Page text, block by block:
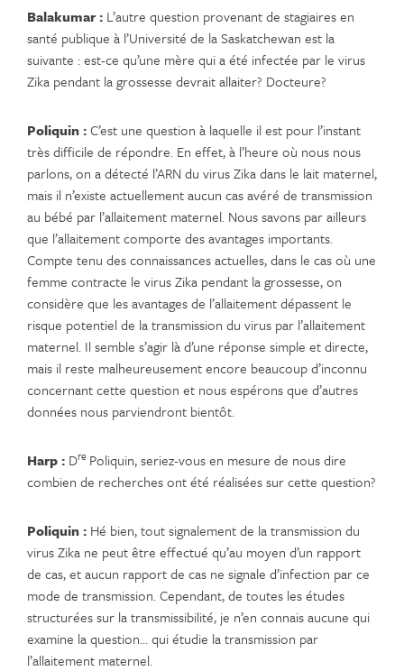
Balakumar : L’autre question provenant de stagiaires en
santé publique à l’Université de la Saskatchewan est la
suivante : est-ce qu’une mère qui a été infectée par le virus
Zika pendant la grossesse devrait allaiter? Docteure?
Poliquin :C’est une question à laquelle il est pour l’instant
très difficile de répondre. En effet, à l’heure où nous nous
parlons, on a détecté l’ARN du virus Zika dans le lait maternel,
mais il n’existe actuellement aucun cas avéré de transmission
au bébé par l’allaitement maternel. Nous savons par ailleurs
que l’allaitement comporte des avantages importants.
Compte tenu des connaissances actuelles, dans le cas où une
femme contracte le virus Zika pendant la grossesse, on
considère que les avantages de l’allaitement dépassent le
risque potentiel de la transmission du virus par l’allaitement
maternel. Il semble s’agir là d’une réponse simple et directe,
mais il reste malheureusement encore beaucoup d’inconnu
concernant cette question et nous espérons que d’autres
données nous parviendront bientôt.
Harp : Dre Poliquin, seriez-vous en mesure de nous dire
combien de recherches ont été réalisées sur cette question?
Poliquin : Hé bien, tout signalement de la transmission du
virus Zika ne peut être effectué qu’au moyen d’un rapport
de cas, et aucun rapport de cas ne signale d’infection par ce
mode de transmission. Cependant, de toutes les études
structurées sur la transmissibilité, je n’en connais aucune qui
examine la question… qui étudie la transmission par
l’allaitement maternel.